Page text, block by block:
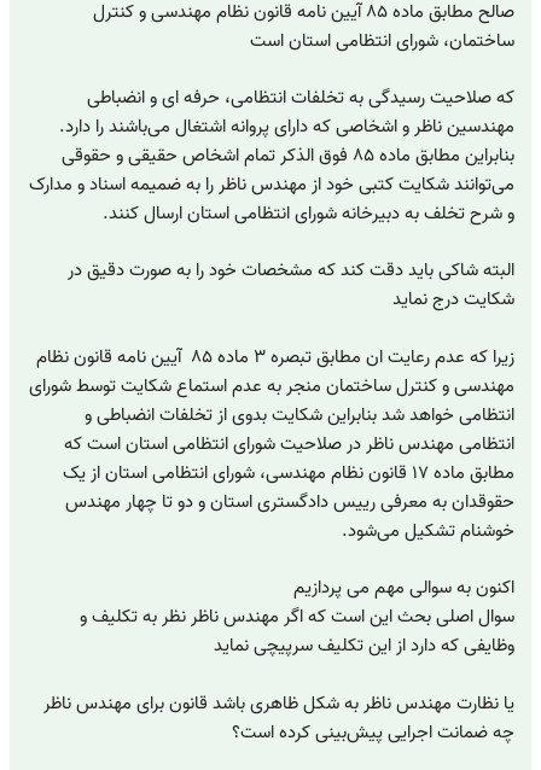
صالح مطابق ماده ۸۵ آیین نامه قانون نظام مهندسی و کنترل
ساختمان، شورای انتظامی استان است
که صلاحیت رسیدگی به تخلفات انتظامی، حرفه ای و انضباطی
مهندسین ناظر و اشخاصی که دارای پروانه اشتغال می‌باشند را دارد.
بنابراین مطابق ماده ۸۵ فوق الذکر تمام اشخاص حقیقی و حقوقی
می‌توانند شکایت کتبی خود از مهندس ناظر را به ضمیمه اسناد و مدارک
و شرح تخلف به دبیرخانه شورای انتظامی استان ارسال کنند.
البته شاکی باید دقت کند که مشخصات خود را به صورت دقیق در
شکایت درج نماید
زیرا که عدم رعایت ان مطابق تبصره ۳ ماده ۸۵ آیین نامه قانون نظام
مهندسی و کنترل ساختمان منجر به عدم استماع شکایت توسط شورای
انتظامی خواهد شد بنابراین شکایت بدوی از تخلفات انضباطی و
انتظامی مهندس ناظر در صلاحیت شورای انتظامی استان است که
مطابق ماده ۱۷ قانون نظام مهندسی، شورای انتظامی استان از یک
حقوقدان به معرفی رییس دادگستری استان و دو تا چهار مهندس
خوشنام تشکیل می‌شود.
اکنون به سوالی مهم می پردازیم
سوال اصلی بحث این است که اگر مهندس ناظر نظر به تکلیف و
وظایفی که دارد از این تکلیف سرپیچی نماید
یا نظارت مهندس ناظر به شکل ظاهری باشد قانون برای مهندس ناظر
چه ضمانت اجرایی پیش‌بینی کرده است؟